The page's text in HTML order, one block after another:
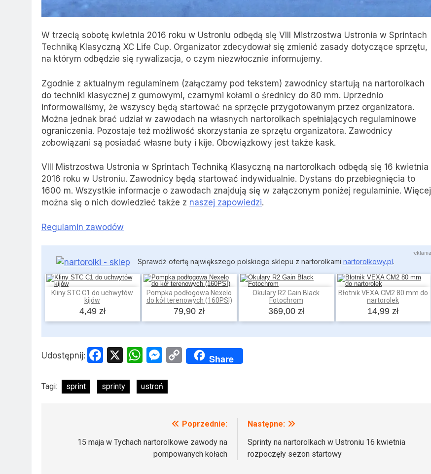
W trzecią sobotę kwietnia 2016 roku w Ustroniu odbędą się VIII Mistrzostwa Ustronia w Sprintach
Techniką Klasyczną XC Life Cup. Organizator zdecydował się zmienić zasady dotyczące sprzętu,
na którym odbędzie się rywalizacja, o czym niezwłocznie informujemy.
Zgodnie z aktualnym regulaminem (załączamy pod tekstem) zawodnicy startują na nartorolkach
do techniki klasycznej z gumowymi, czarnymi kołami o średnicy do 80 mm. Uprzednio
informowaliśmy, że wszyscy będą startować na sprzęcie przygotowanym przez organizatora.
Można jednak brać udział w zawodach na własnych nartorolkach spełniających regulaminowe
ograniczenia. Pozostaje też możliwość skorzystania ze sprzętu organizatora. Zawodnicy
zobowiązani są posiadać własne buty i kije. Obowiązkowy jest także kask.
VIII Mistrzostwa Ustronia w Sprintach Techniką Klasyczną na nartorolkach odbędą się 16 kwietnia
2016 roku w Ustroniu. Zawodnicy będą startować indywidualnie. Dystans do przebiegnięcia to
1600 m. Wszystkie informacje o zawodach znajdują się w załączonym poniżej regulaminie. Więcej
można się o nich dowiedzieć także z naszej zapowiedzi.
Regulamin zawodów
Sprawdź ofertę największego polskiego sklepu z nartorolkami nartorolkowy.pl.
Kliny STC C1 do uchwytów
kijów
4,49 zł
Dodaj do koszyka
Pompka podłogowa Nexelo
do kół terenowych (160PSI)
79,90 zł
Dodaj do koszyka
Okulary R2 Gain Black
Fotochrom
369,00 zł
Dodaj do koszyka
Błotnik VEXA CM2 80 mm do
nartorolek
14,99 zł
Dodaj do koszyka
Udostępnij: Facebook
X WhatsApp
Messenger
Copy
Link
Share
Tagi: sprint sprinty ustroń
wpisu
Poprzednie:
15 maja w Tychach nartorolkowe zawody na
pompowanych kołach
Następne:
Sprinty na nartorolkach w Ustroniu 16 kwietnia
rozpoczęły sezon startowy